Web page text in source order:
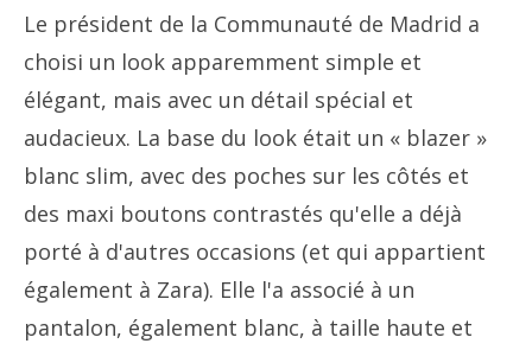
Le président de la Communauté de Madrid a
choisi un look apparemment simple et
élégant, mais avec un détail spécial et
audacieux. La base du look était un « blazer »
blanc slim, avec des poches sur les côtés et
des maxi boutons contrastés qu'elle a déjà
porté à d'autres occasions (et qui appartient
également à Zara). Elle l'a associé à un
pantalon, également blanc, à taille haute et